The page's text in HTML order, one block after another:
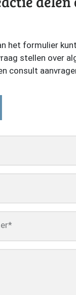
het formulier
stellen over
consult
*